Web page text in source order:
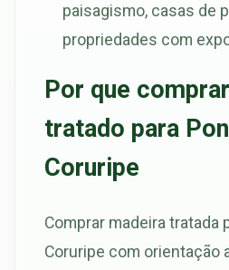
paisagismo, casas de
propriedades com
Por que
tratado para
Coruripe
Comprar madeira tratada
Coruripe com orientação